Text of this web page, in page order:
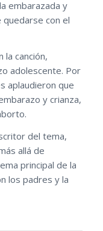
embarazada y
con el
la canción,
adolescente. Por
aplaudieron que
y crianza,
del tema,
allá de
principal de la
los padres y la